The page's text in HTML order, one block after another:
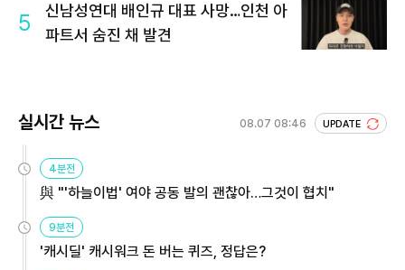
5
신남성연대 배인규 대표 사망…인천 아
파트서 숨진 채 발견
실시간 뉴스 08.07 08:46 UPDATE
4분전
與 "'하늘이법' 여야 공동 발의 괜찮아…그것이 협치"
9분전
'캐시딜' 캐시워크 돈 버는 퀴즈, 정답은?